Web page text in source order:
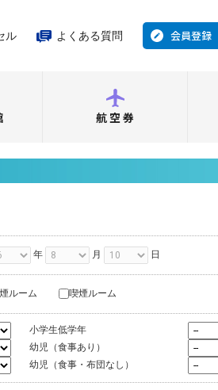
ル よくある質問 会員登録
航空券
年 月 日
ルーム 喫煙ルーム
小学生低学年
幼児（食事あり）
幼児（食事・布団なし）